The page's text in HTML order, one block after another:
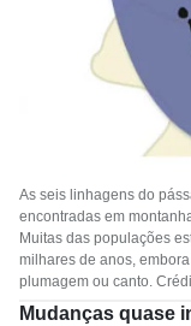
As seis linhagens do
encontradas em
Muitas das populações
milhares de anos,
plumagem ou canto.
Mudanças quase